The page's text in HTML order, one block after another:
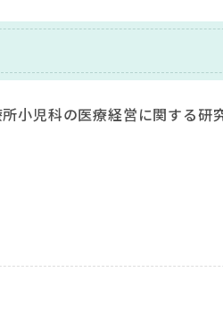
小児科の医療経営に関する